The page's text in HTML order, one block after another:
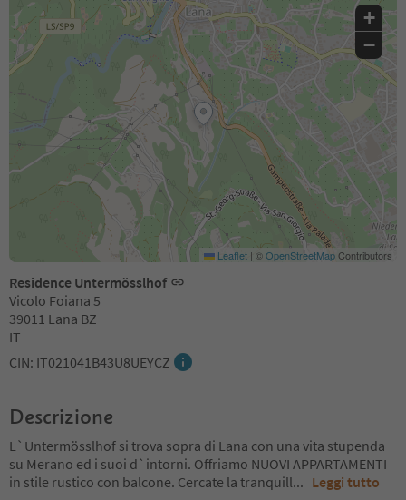
Residence Untermösslhof
Vicolo Foiana 5
39011 Lana BZ
IT
CIN: IT021041B43U8UEYCZ
+
−
Leaflet | ©OpenStreetMapContributors
Descrizione
L`Untermösslhof si trova sopra di Lana con una vita stupenda
su Merano ed i suoi d`intorni. Offriamo NUOVI APPARTAMENTI
in stile rustico con balcone. Cercate la tranquill... Leggi tutto